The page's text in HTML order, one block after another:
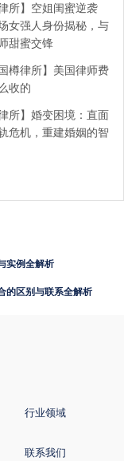
所】空姐闺蜜逆袭
女强人身份揭秘，与
甜蜜交锋
樽律所】美国律师费
收的
所】婚变困境：直面
危机，重建婚姻的智
实例全解析
的区别与联系全解析
行业领域
联系我们